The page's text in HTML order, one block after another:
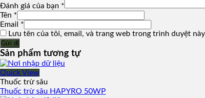
Đánh giá của bạn *
Tên *
Email *
Lưu tên của tôi, email, và trang web trong trình duyệt
Sản phẩm tương tự
Quick View
Thuốc trừ sâu
Thuốc trừ sâu HAPYRO 50WP